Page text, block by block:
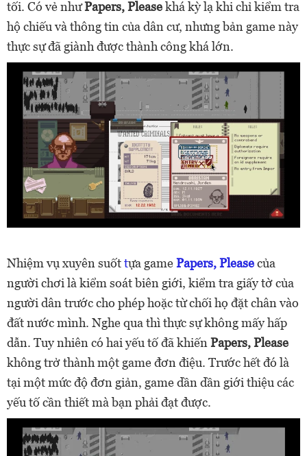
tối. Có vẻ nhưPapers, Pleasekhá kỳ lạ khi chỉ kiểm tra
hộ chiếu và thông tin của dân cư, nhưng bản game này
thực sự đã giành được thành công khá lớn.
Nhiệm vụ xuyên suốttựa gamePapers, Pleasecủa
người chơi là kiểm soát biên giới, kiểm tra giấy tờ của
người dân trước cho phép hoặc từ chối họ đặt chân vào
đất nước mình. Nghe qua thì thực sự không mấy hấp
dẫn. Tuy nhiên có hai yếu tố đã khiến Papers, Please
không trở thành một game đơn điệu. Trước hết đó là
tại một mức độ đơn giản, game dần dần giới thiệu các
yếu tố cần thiết mà bạn phải đạt được.